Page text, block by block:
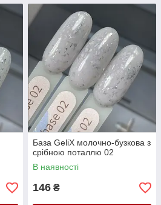
База GeliX молочно-бузкова з
срібною поталлю 02
В наявності
146 ₴